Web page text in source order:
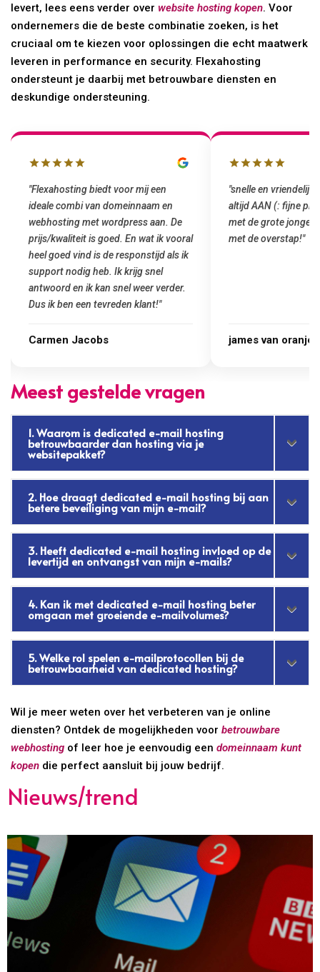
levert, lees eens verder overwebsite hosting kopen. Voor
ondernemers die de beste combinatie zoeken, is het
cruciaal om te kiezen voor oplossingen die echt maatwerk
leveren in performance en security. Flexahosting
ondersteunt je daarbij met betrouwbare diensten en
deskundige ondersteuning.
"snelle en vriendelijke service. staat
altijd AAN (: fijne prijzen vergeleken
met de grote jongens en dus nu al blij
met de overstap!"
james van oranje
"Top service. Ik had
het installeren van
was meteen door
gemaakt. Top
Marcel Thijs
Meest gestelde vragen
1. Waarom is dedicated e-mail hosting
betrouwbaarder dan hosting via je
websitepakket?
2. Hoe draagt dedicated e-mail hosting bij aan
betere beveiliging van mijn e-mail?
3. Heeft dedicated e-mail hosting invloed op de
levertijd en ontvangst van mijn e-mails?
4. Kan ik met dedicated e-mail hosting beter
omgaan met groeiende e-mailvolumes?
5. Welke rol spelen e-mailprotocollen bij de
betrouwbaarheid van dedicated hosting?
Wil je meer weten over het verbeteren van je online
diensten? Ontdek de mogelijkheden voorbetrouwbare
webhosting of leer hoe je eenvoudig eendomeinnaam kunt
kopen die perfect aansluit bij jouw bedrijf.
Nieuws/trend